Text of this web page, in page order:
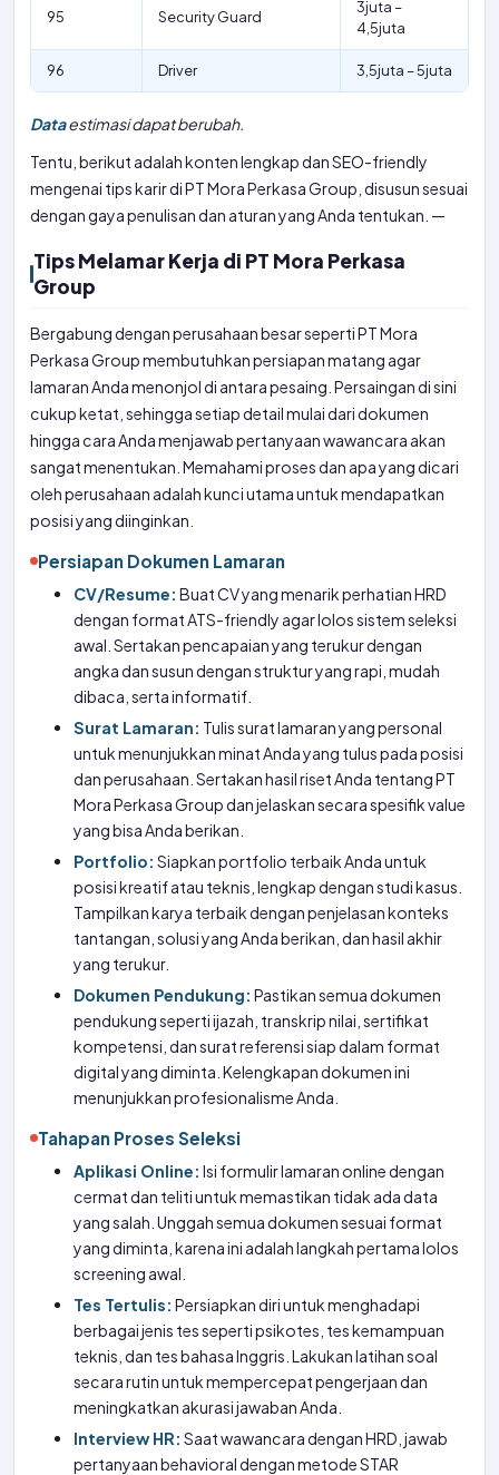
95 Security Guard
3juta –
4,5juta
96 Driver 3,5juta – 5juta
Dataestimasi dapat berubah.
Tentu, berikut adalah konten lengkap dan SEO-friendly
mengenai tips karir di PT Mora Perkasa Group, disusun sesuai
dengan gaya penulisan dan aturan yang Anda tentukan. —
Tips Melamar Kerja di PT Mora Perkasa
Group
Bergabung dengan perusahaan besar seperti PT Mora
Perkasa Group membutuhkan persiapan matang agar
lamaran Anda menonjol di antara pesaing. Persaingan di sini
cukup ketat, sehingga setiap detail mulai dari dokumen
hingga cara Anda menjawab pertanyaan wawancara akan
sangat menentukan. Memahami proses dan apa yang dicari
oleh perusahaan adalah kunci utama untuk mendapatkan
posisi yang diinginkan.
Persiapan Dokumen Lamaran
CV/Resume: Buat CV yang menarik perhatian HRD
dengan format ATS-friendly agar lolos sistem seleksi
awal. Sertakan pencapaian yang terukur dengan
angka dan susun dengan struktur yang rapi, mudah
dibaca, serta informatif.
Surat Lamaran: Tulis surat lamaran yang personal
untuk menunjukkan minat Anda yang tulus pada posisi
dan perusahaan. Sertakan hasil riset Anda tentang PT
Mora Perkasa Group dan jelaskan secara spesifik value
yang bisa Anda berikan.
Portfolio: Siapkan portfolio terbaik Anda untuk
posisi kreatif atau teknis, lengkap dengan studi kasus.
Tampilkan karya terbaik dengan penjelasan konteks
tantangan, solusi yang Anda berikan, dan hasil akhir
yang terukur.
Dokumen Pendukung: Pastikan semua dokumen
pendukung seperti ijazah, transkrip nilai, sertifikat
kompetensi, dan surat referensi siap dalam format
digital yang diminta. Kelengkapan dokumen ini
menunjukkan profesionalisme Anda.
Tahapan Proses Seleksi
Aplikasi Online: Isi formulir lamaran online dengan
cermat dan teliti untuk memastikan tidak ada data
yang salah. Unggah semua dokumen sesuai format
yang diminta, karena ini adalah langkah pertama lolos
screening awal.
Tes Tertulis: Persiapkan diri untuk menghadapi
berbagai jenis tes seperti psikotes, tes kemampuan
teknis, dan tes bahasa Inggris. Lakukan latihan soal
secara rutin untuk mempercepat pengerjaan dan
meningkatkan akurasi jawaban Anda.
Interview HR: Saat wawancara dengan HRD, jawab
pertanyaan behavioral dengan metode STAR